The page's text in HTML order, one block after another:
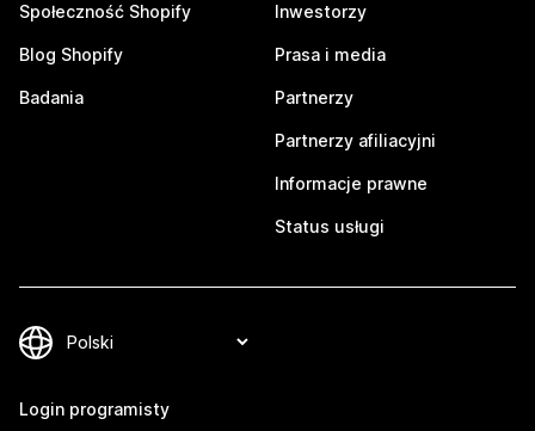
Społeczność Shopify
Blog Shopify
Badania
Inwestorzy
Prasa i media
Partnerzy
Partnerzy afiliacyjni
Informacje prawne
Status usługi
Login programisty